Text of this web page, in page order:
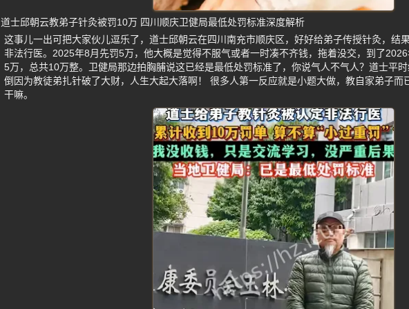
道士邱朝云教弟子针灸被罚10万 四川顺庆卫健局最低处罚标准深度解析
这事儿一出可把大家伙儿逗乐了，道士邱朝云在四川南充市顺庆区，好好给弟子传授针灸，结
非法行医。2025年8月先罚5万，他大概是觉得不服气或者一时凑不齐钱，拖着没交，到了
5万，总共10万整。卫健局那边拍胸脯说这已经是最低处罚标准了，你说气人不气人？道士平
倒因为教徒弟扎针破了大财，人生大起大落啊！ 很多人第一反应就是小题大做，教自家弟子而
干嘛。